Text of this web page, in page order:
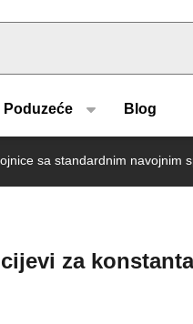
Poduzeće Blog
sa standardnim navojnim
za